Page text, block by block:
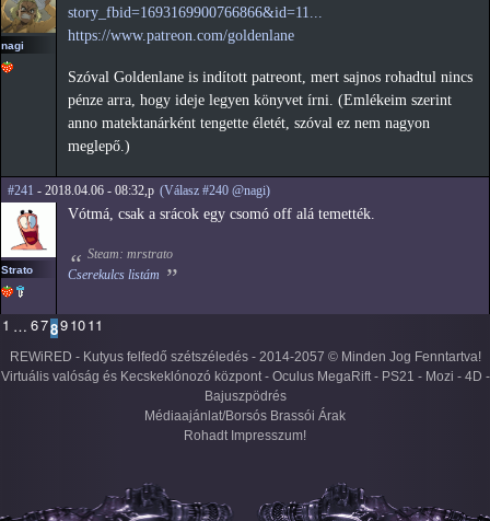
nagi
story_fbid=1693169900766866&id=11...
https://www.patreon.com/goldenlane
Szóval Goldenlane is indított patreont, mert sajnos rohadtul nincs
pénze arra, hogy ideje legyen könyvet írni. (Emlékeim szerint
anno matektanárként tengette életét, szóval ez nem nagyon
meglepő.)
#241 - 2018.04.06 - 08:32,p (Válasz #240 @nagi)
Strato
Vótmá, csak a srácok egy csomó off alá temették.
Steam: mrstrato
Cserekulcs listám
1 … 67891011
REWiRED - Kutyus felfedő szétszéledés - 2014-2057 © Minden Jog Fenntartva!
Virtuális valóság és Kecskeklónozó központ - Oculus MegaRift - PS21 - Mozi - 4D -
Bajuszpödrés
Médiaajánlat/Borsós Brassói Árak
Rohadt Impresszum!